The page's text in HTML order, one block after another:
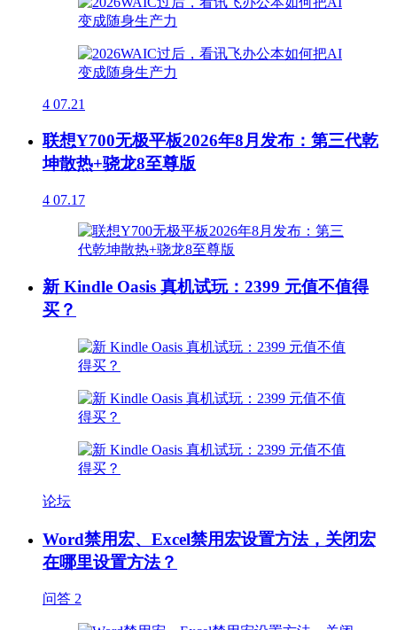
4 07.21
联想Y700无极平板2026年8月发布：第三代乾
坤散热+骁龙8至尊版
4 07.17
新 Kindle Oasis 真机试玩：2399 元值不值得
买？
论坛
Word禁用宏、Excel禁用宏设置方法，关闭宏
在哪里设置方法？
问答 2